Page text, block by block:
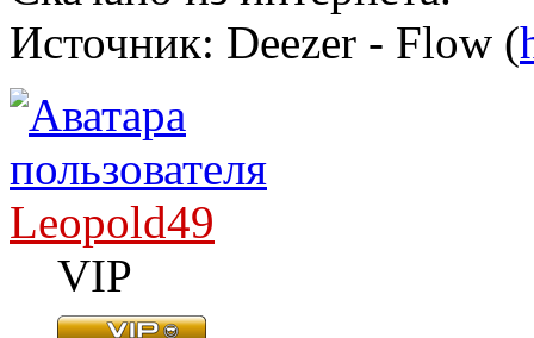
Источник: Deezer - Flow (
Leopold49
VIP